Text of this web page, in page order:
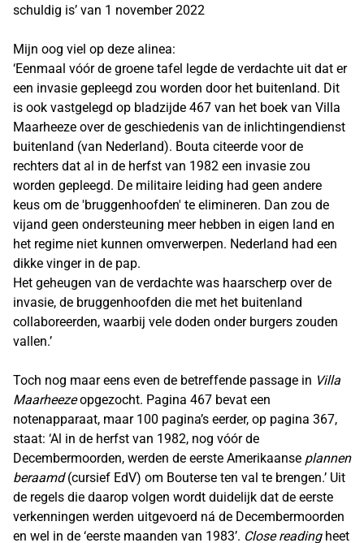
schuldig is’ van 1 november 2022
Mijn oog viel op deze alinea:
‘Eenmaal vóór de groene tafel legde de verdachte uit dat er
een invasie gepleegd zou worden door het buitenland. Dit
is ook vastgelegd op bladzijde 467 van het boek van Villa
Maarheeze over de geschiedenis van de inlichtingendienst
buitenland (van Nederland). Bouta citeerde voor de
rechters dat al in de herfst van 1982 een invasie zou
worden gepleegd. De militaire leiding had geen andere
keus om de 'bruggenhoofden' te elimineren. Dan zou de
vijand geen ondersteuning meer hebben in eigen land en
het regime niet kunnen omverwerpen. Nederland had een
dikke vinger in de pap.
Het geheugen van de verdachte was haarscherp over de
invasie, de bruggenhoofden die met het buitenland
collaboreerden, waarbij vele doden onder burgers zouden
vallen.’
Toch nog maar eens even de betreffende passage in Villa
Maarheezeopgezocht. Pagina 467 bevat een
notenapparaat, maar 100 pagina’s eerder, op pagina 367,
staat: ‘Al in de herfst van 1982, nog vóór de
Decembermoorden, werden de eerste Amerikaanse plannen
beraamd(cursief EdV) om Bouterse ten val te brengen.’ Uit
de regels die daarop volgen wordt duidelijk dat de eerste
verkenningen werden uitgevoerd ná de Decembermoorden
en wel in de ‘eerste maanden van 1983’. Close readingheet